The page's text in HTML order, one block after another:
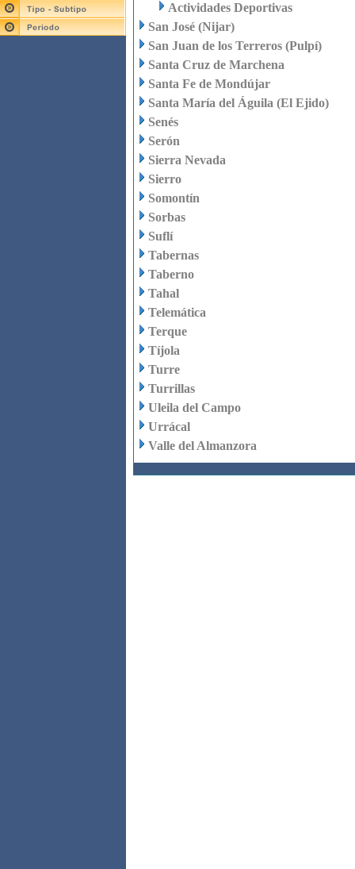
Actividades Deportivas
San José (Nijar)
San Juan de los Terreros (Pulpí)
Santa Cruz de Marchena
Santa Fe de Mondújar
Santa María del Águila (El Ejido)
Senés
Serón
Sierra Nevada
Sierro
Somontín
Sorbas
Suflí
Tabernas
Taberno
Tahal
Telemática
Terque
Tíjola
Turre
Turrillas
Uleila del Campo
Urrácal
Valle del Almanzora